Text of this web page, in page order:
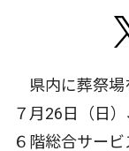
県内に葬祭場
７月26日（日
６階総合サー